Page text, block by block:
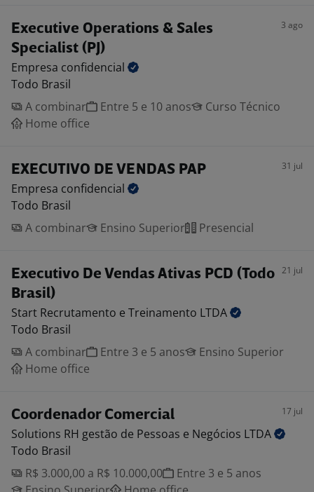
Executive Operations & Sales
Specialist (PJ)
3 ago
Empresa confidencial
Todo Brasil
A combinar
Entre 5 e 10 anos
Curso Técnico
Home office
EXECUTIVO DE VENDAS PAP 31 jul
Empresa confidencial
Todo Brasil
A combinar
Ensino Superior Presencial
Executivo De Vendas Ativas PCD (Todo
Brasil)
21 jul
Start Recrutamento e Treinamento LTDA
Todo Brasil
A combinar
Entre 3 e 5 anos
Ensino Superior
Home office
Coordenador Comercial 17 jul
Solutions RH gestão de Pessoas e Negócios LTDA
Todo Brasil
R$ 3.000,00 a R$ 10.000,00
Entre 3 e 5 anos